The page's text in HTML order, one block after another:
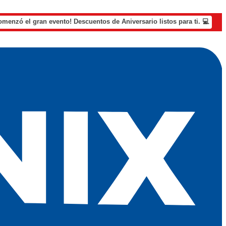
el gran evento! Descuentos de Aniversario listos para ti. 💻